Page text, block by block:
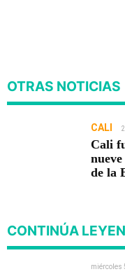
OTRAS NOTICIAS
CALI
Cali
de la
CONTINÚA
miércoles